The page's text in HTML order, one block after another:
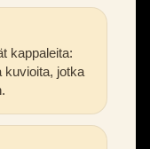
kappaleita:
kuvioita, jotka